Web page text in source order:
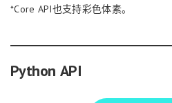
*Core API也支持彩色体素。
Python API